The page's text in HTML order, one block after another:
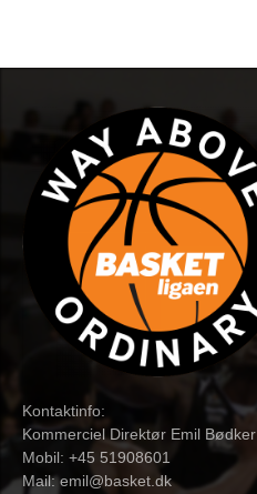
Kontaktinfo:
Kommerciel Direktør Emil Bødker
Mobil: +45 51908601
Mail:emil@basket.dk